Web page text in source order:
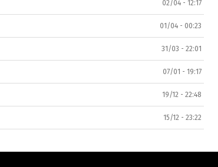
02/04 - 12:17
01/04 - 00:23
31/03 - 22:01
07/01 - 19:17
19/12 - 22:48
15/12 - 23:22